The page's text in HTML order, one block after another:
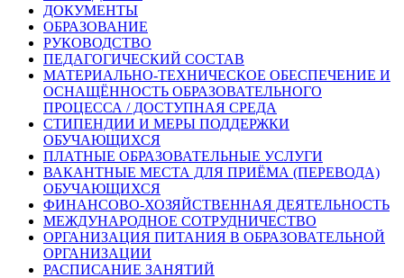
ДОКУМЕНТЫ
ОБРАЗОВАНИЕ
РУКОВОДСТВО
ПЕДАГОГИЧЕСКИЙ СОСТАВ
МАТЕРИАЛЬНО-ТЕХНИЧЕСКОЕ ОБЕСПЕЧЕНИЕ И
ОСНАЩЁННОСТЬ ОБРАЗОВАТЕЛЬНОГО
ПРОЦЕССА / ДОСТУПНАЯ СРЕДА
СТИПЕНДИИ И МЕРЫ ПОДДЕРЖКИ
ОБУЧАЮЩИХСЯ
ПЛАТНЫЕ ОБРАЗОВАТЕЛЬНЫЕ УСЛУГИ
ВАКАНТНЫЕ МЕСТА ДЛЯ ПРИЁМА (ПЕРЕВОДА)
ОБУЧАЮЩИХСЯ
ФИНАНСОВО-ХОЗЯЙСТВЕННАЯ ДЕЯТЕЛЬНОСТЬ
МЕЖДУНАРОДНОЕ СОТРУДНИЧЕСТВО
ОРГАНИЗАЦИЯ ПИТАНИЯ В ОБРАЗОВАТЕЛЬНОЙ
ОРГАНИЗАЦИИ
РАСПИСАНИЕ ЗАНЯТИЙ